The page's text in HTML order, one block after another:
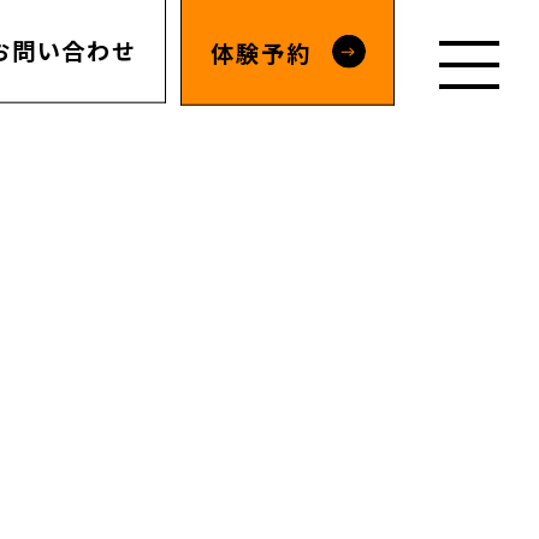
問い合わせ 体験予約